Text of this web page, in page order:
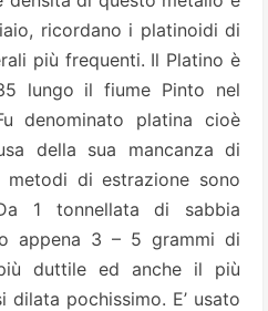
ricordano i platinoidi di
più frequenti. Il Platino è
lungo il fiume Pinto nel
denominato platina cioè
della sua mancanza di
di estrazione sono
1 tonnellata di sabbia
appena 3 – 5 grammi di
duttile ed anche il più
dilata pochissimo. E’ usato